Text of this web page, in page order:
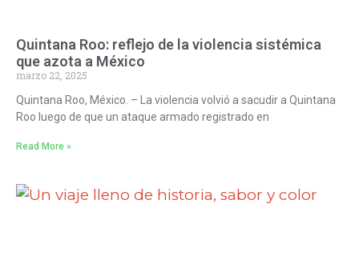
Quintana Roo: reflejo de la violencia sistémica
que azota a México
marzo 22, 2025
Quintana Roo, México. – La violencia volvió a sacudir a Quintana
Roo luego de que un ataque armado registrado en
Read More »